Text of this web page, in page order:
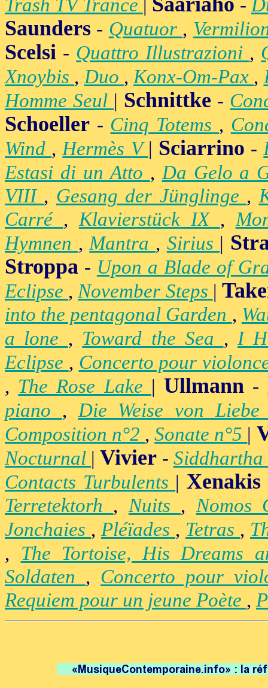
Trash TV Trance | -
Saunders - Quatuor ,
Scelsi - Quattro Illustrazioni ,
Xnoybis ,Duo ,Konx-Om-Pax ,
Homme Seul | Schnittke -
Schoeller - Cinq Totems ,
Wind ,Hermès V| Sciarrino -
Estasi di un Atto ,Da Gelo a
VIII , Gesang der Jünglinge ,
Carré ,Klavierstück IX ,
Hymnen ,Mantra , Sirius |
Stroppa - Upon a Blade of
Eclipse ,November Steps |
into the pentagonal Garden ,
a lone , Toward the Sea ,I
Eclipse , Concerto pour
, The Rose Lake |Ullmann -
piano ,Die Weise von
Composition n°2 ,Sonate n°5 |
Nocturnal |Vivier - Siddhartha
Contacts Turbulents | Xenakis
Terretektorh ,Nuits ,Nomos
Jonchaies , Pléïades , Tetras ,
, The Tortoise, His Dreams
Soldaten , Concerto pour
Requiem pour un jeune Poète ,